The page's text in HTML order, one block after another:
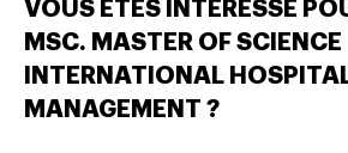
VOUS ÊTES INTÉRESSÉ
MSC. MASTER OF SCIENCE
INTERNATIONAL
MANAGEMENT ?